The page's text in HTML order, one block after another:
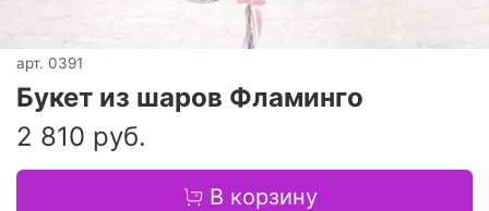
арт. 0391
Букет из шаров Фламинго
2 810 руб.
В корзину